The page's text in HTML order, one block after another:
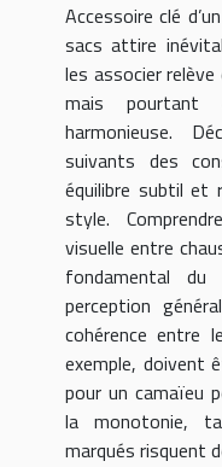
Accessoire clé
sacs attire
les associer
mais pourtant
harmonieuse.
suivants des
équilibre subtil
style.
visuelle entre
fondamental
perception
cohérence entre
exemple, doivent
pour un camaïeu
la monotonie,
marqués risquent